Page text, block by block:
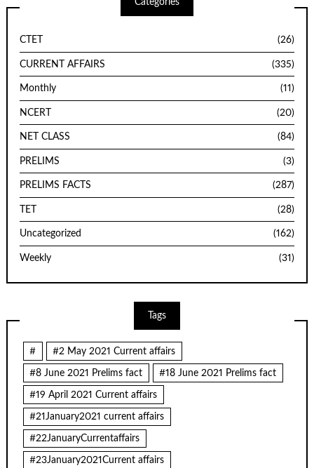
Categories
CTET (26)
CURRENT AFFAIRS (335)
Monthly (11)
NCERT (20)
NET CLASS (84)
PRELIMS (3)
PRELIMS FACTS (287)
TET (28)
Uncategorized (162)
Weekly (31)
Tags
# #2 May 2021 Current affairs
#8 June 2021 Prelims fact #18 June 2021 Prelims fact
#19 April 2021 Current affairs
#21January2021 current affairs
#22JanuaryCurrentaffairs
#23January2021Current affairs